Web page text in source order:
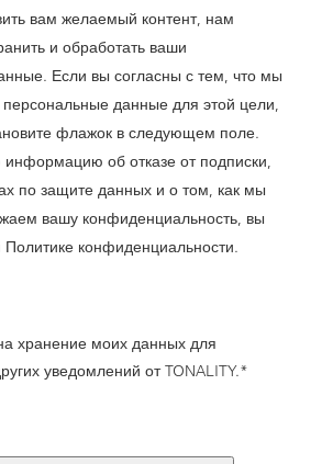
вам желаемый контент, нам
и обработать ваши
Если вы согласны с тем, что мы
данные для этой цели,
флажок в следующем поле.
об отказе от подписки,
по защите данных и о том, как мы
вашу конфиденциальность, вы
Политике конфиденциальности.
хранение моих данных для
уведомлений от TONALITY.*